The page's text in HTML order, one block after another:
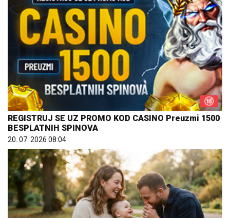
REGISTRUJ SE UZ PROMO KOD CASINO Preuzmi 1500
BESPLATNIH SPINOVA
20. 07. 2026 08:04